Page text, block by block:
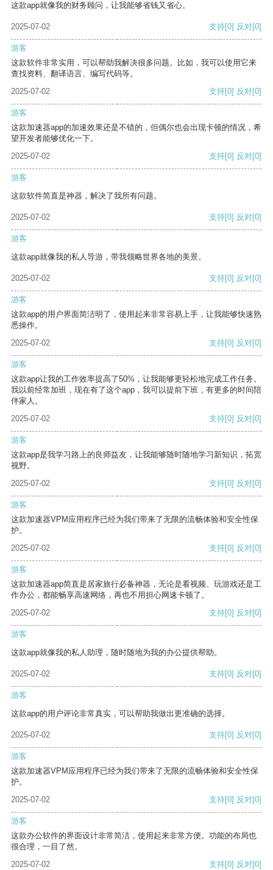
这款app就像我的财务顾问，让我能够省钱又省心。
2025-07-02 支持[0] 反对[0]
游客
这款软件非常实用，可以帮助我解决很多问题。比如，我可以使用它来
查找资料、翻译语言、编写代码等。
2025-07-02
支持[0] 反对[0]
游客
这款加速器app的加速效果还是不错的，但偶尔也会出现卡顿的情况，希
望开发者能够优化一下。
2025-07-02
支持[0] 反对[0]
游客
这款软件简直是神器，解决了我所有问题。
2025-07-02 支持[0] 反对[0]
游客
这款app就像我的私人导游，带我领略世界各地的美景。
2025-07-02 支持[0] 反对[0]
游客
这款app的用户界面简洁明了，使用起来非常容易上手，让我能够快速熟
悉操作。
2025-07-02
支持[0] 反对[0]
游客
这款app让我的工作效率提高了50%，让我能够更轻松地完成工作任务。
我以前经常加班，现在有了这个app，我可以提前下班，有更多的时间陪
伴家人。
2025-07-02
支持[0] 反对[0]
游客
这款app是我学习路上的良师益友，让我能够随时随地学习新知识，拓宽
视野。
2025-07-02
支持[0] 反对[0]
游客
这款加速器VPM应用程序已经为我们带来了无限的流畅体验和安全性保
护。
2025-07-02
支持[0] 反对[0]
游客
这款加速器app简直是居家旅行必备神器，无论是看视频、玩游戏还是工
作办公，都能畅享高速网络，再也不用担心网速卡顿了。
2025-07-02
支持[0] 反对[0]
游客
这款app就像我的私人助理，随时随地为我的办公提供帮助。
2025-07-02 支持[0] 反对[0]
游客
这款app的用户评论非常真实，可以帮助我做出更准确的选择。
2025-07-02 支持[0] 反对[0]
游客
这款加速器VPM应用程序已经为我们带来了无限的流畅体验和安全性保
护。
2025-07-02
支持[0] 反对[0]
游客
这款办公软件的界面设计非常简洁，使用起来非常方便。功能的布局也
很合理，一目了然。
2025-07-02
支持[0] 反对[0]